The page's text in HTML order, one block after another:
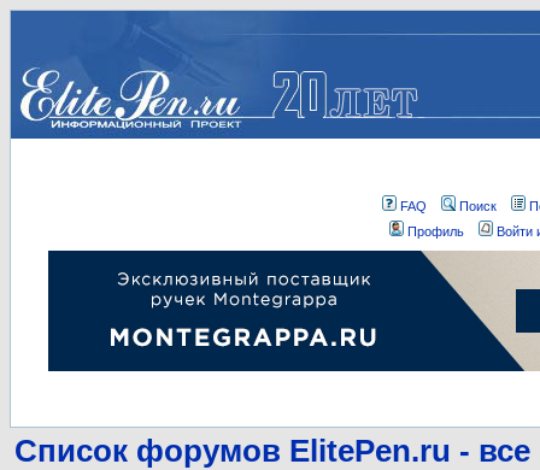
FAQ Поиск
Профиль
Войти
Список форумов ElitePen.ru - все